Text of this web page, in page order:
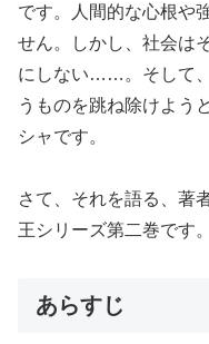
です。人間的な心根や
せん。しかし、社会は
にしない……。そして
うものを跳ね除けよう
シャです。
さて、それを語る、著
王シリーズ第二巻です。
あらすじ